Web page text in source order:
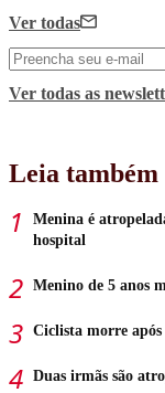
Ver todas
Ver todas as
Leia também
Menina é
hospital
Menino de 5 anos
Ciclista morre
Duas irmãs são